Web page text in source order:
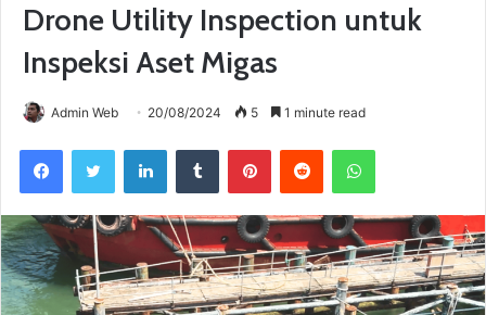
Drone Utility Inspection untuk
Inspeksi Aset Migas
Admin Web 20/08/2024 5 1 minute read